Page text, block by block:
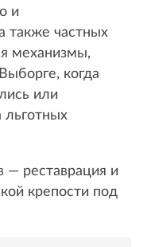
и
также частных
механизмы,
когда
или
льготных
— реставрация и
крепости под